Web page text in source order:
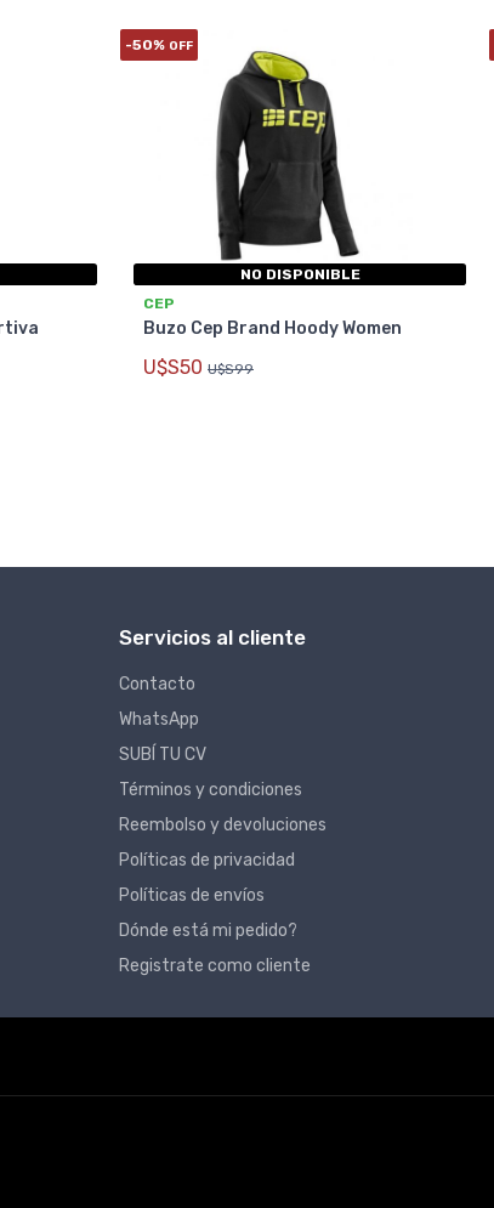
-50% OFF
NO DISPONIBLE
CEP
Buzo Cep Brand Hoody Women
U$S50 U$S99
Servicios al cliente
Contacto
WhatsApp
SUBÍ TU CV
Términos y condiciones
Reembolso y devoluciones
Políticas de privacidad
Políticas de envíos
Dónde está mi pedido?
Registrate como cliente